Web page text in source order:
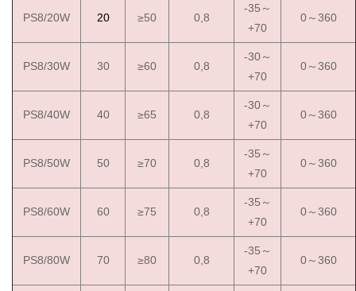
PS8/20W 20 ≥50 0,8
-35～
+70
0～360
PS8/30W 30 ≥60 0,8
-30～
+70
0～360
PS8/40W 40 ≥65 0,8
-30～
+70
0～360
PS8/50W 50 ≥70 0,8
-35～
+70
0～360
PS8/60W 60 ≥75 0,8
-35～
+70
0～360
PS8/80W 70 ≥80 0,8
-35～
+70
0～360